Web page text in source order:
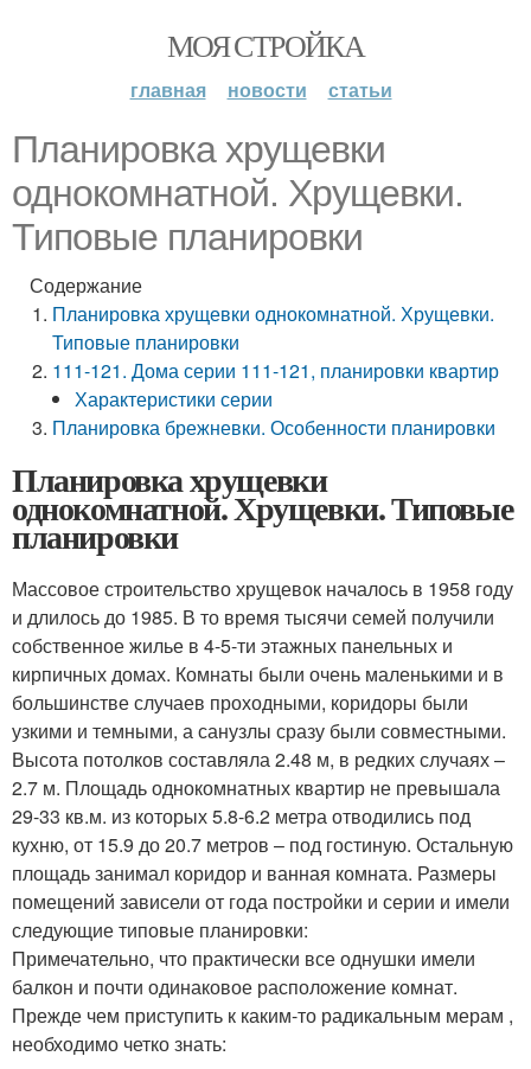
МОЯ СТРОЙКА
главная новости статьи
Планировка хрущевки
однокомнатной. Хрущевки.
Типовые планировки
Содержание
Планировка хрущевки однокомнатной. Хрущевки.
Типовые планировки
111-121. Дома серии 111-121, планировки квартир
Характеристики серии
Планировка брежневки. Особенности планировки
Планировка хрущевки
однокомнатной. Хрущевки. Типовые
планировки
Массовое строительство хрущевок началось в 1958 году
и длилось до 1985. В то время тысячи семей получили
собственное жилье в 4-5-ти этажных панельных и
кирпичных домах. Комнаты были очень маленькими и в
большинстве случаев проходными, коридоры были
узкими и темными, а санузлы сразу были совместными.
Высота потолков составляла 2.48 м, в редких случаях –
2.7 м. Площадь однокомнатных квартир не превышала
29-33 кв.м. из которых 5.8-6.2 метра отводились под
кухню, от 15.9 до 20.7 метров – под гостиную. Остальную
площадь занимал коридор и ванная комната. Размеры
помещений зависели от года постройки и серии и имели
следующие типовые планировки:
Примечательно, что практически все однушки имели
балкон и почти одинаковое расположение комнат.
Прежде чем приступить к каким-то радикальным мерам ,
необходимо четко знать: